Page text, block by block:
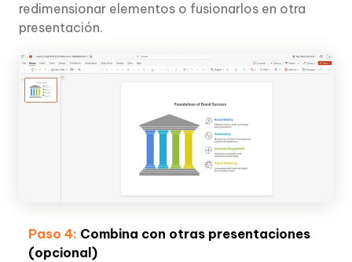
redimensionar elementos o fusionarlos en otra
presentación.
Paso 4: Combina con otras presentaciones
(opcional)